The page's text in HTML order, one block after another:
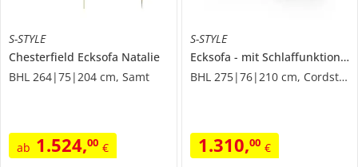
S-STYLE
Chesterfield Ecksofa Natalie
BHL 264|75|204 cm, Samt
ab 1.524,00 €
S-STYLE
Ecksofa
mit Schlaffunktion
BHL 275|76|210 cm, Cordstoff
1.310,00 €